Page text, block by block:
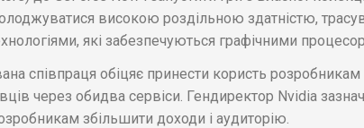
високою роздільною здатністю,
які забезпечуються графічними
співпраця обіцяє принести користь розробникам
через обидва сервіси. Гендиректор Nvidia
збільшити доходи і аудиторію.